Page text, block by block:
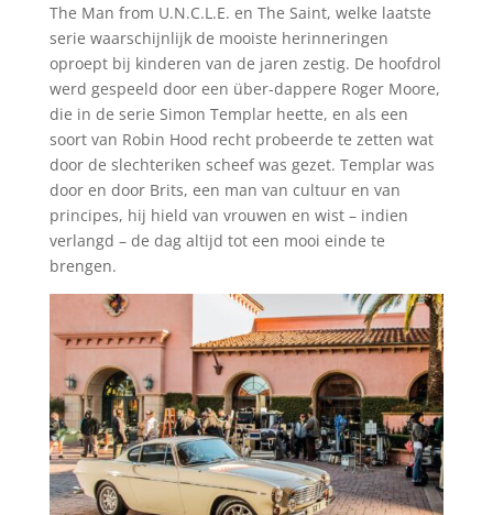
The Man from U.N.C.L.E. en The Saint, welke laatste
serie waarschijnlijk de mooiste herinneringen
oproept bij kinderen van de jaren zestig. De hoofdrol
werd gespeeld door een über-dappere Roger Moore,
die in de serie Simon Templar heette, en als een
soort van Robin Hood recht probeerde te zetten wat
door de slechteriken scheef was gezet. Templar was
door en door Brits, een man van cultuur en van
principes, hij hield van vrouwen en wist – indien
verlangd – de dag altijd tot een mooi einde te
brengen.